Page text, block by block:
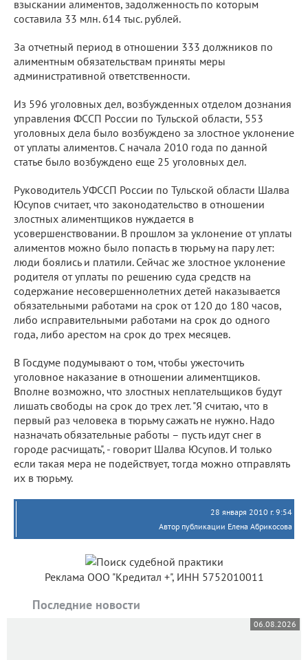
взыскании алиментов, задолженность по которым
составила 33 млн. 614 тыс. рублей.
За отчетный период в отношении 333 должников по
алиментным обязательствам приняты меры
административной ответственности.
Из 596 уголовных дел, возбужденных отделом дознания
управления ФССП России по Тульской области, 553
уголовных дела было возбуждено за злостное уклонение
от уплаты алиментов. С начала 2010 года по данной
статье было возбуждено еще 25 уголовных дел.
Руководитель УФССП России по Тульской области Шалва
Юсупов считает, что законодательство в отношении
злостных алиментщиков нуждается в
усовершенствовании. В прошлом за уклонение от уплаты
алиментов можно было попасть в тюрьму на пару лет:
люди боялись и платили. Сейчас же злостное уклонение
родителя от уплаты по решению суда средств на
содержание несовершеннолетних детей наказывается
обязательными работами на срок от 120 до 180 часов,
либо исправительными работами на срок до одного
года, либо арестом на срок до трех месяцев.
В Госдуме подумывают о том, чтобы ужесточить
уголовное наказание в отношении алиментщиков.
Вполне возможно, что злостных неплательщиков будут
лишать свободы на срок до трех лет. "Я считаю, что в
первый раз человека в тюрьму сажать не нужно. Надо
назначать обязательные работы – пусть идут снег в
городе расчищать", - говорит Шалва Юсупов. И только
если такая мера не подействует, тогда можно отправлять
их в тюрьму.
28 января 2010 г. 9:54
Автор публикации Елена Абрикосова
Реклама ООО "Кредитал +", ИНН 5752010011
Последние новости
06.08.2026